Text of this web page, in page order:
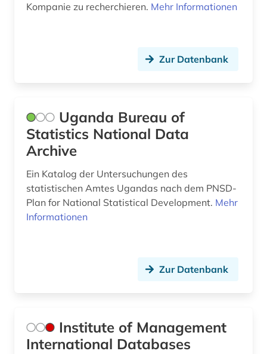
statistik (17)
technologie (5)
umwelt (4)
usa (3)
venezuela (1)
verbraucherpreis (2)
waren (3)
Kompanie zu recherchieren. Mehr Informationen
Zur Datenbank
Uganda Bureau of
Statistics National Data
Archive
Ein Katalog der Untersuchungen des
statistischen Amtes Ugandas nach dem PNSD-
Plan for National Statistical Development. Mehr
Informationen
Zur Datenbank
Institute of Management
International Databases